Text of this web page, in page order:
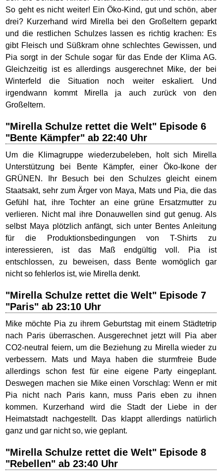
So geht es nicht weiter! Ein Öko-Kind, gut und schön, aber
drei? Kurzerhand wird Mirella bei den Großeltern geparkt
und die restlichen Schulzes lassen es richtig krachen: Es
gibt Fleisch und Süßkram ohne schlechtes Gewissen, und
Pia sorgt in der Schule sogar für das Ende der Klima AG.
Gleichzeitig ist es allerdings ausgerechnet Mike, der bei
Winterfeld die Situation noch weiter eskaliert. Und
irgendwann kommt Mirella ja auch zurück von den
Großeltern.
"Mirella Schulze rettet die Welt" Episode 6
"Bente Kämpfer" ab 22:40 Uhr
Um die Klimagruppe wiederzubeleben, holt sich Mirella
Unterstützung bei Bente Kämpfer, einer Öko-Ikone der
GRÜNEN. Ihr Besuch bei den Schulzes gleicht einem
Staatsakt, sehr zum Ärger von Maya, Mats und Pia, die das
Gefühl hat, ihre Tochter an eine grüne Ersatzmutter zu
verlieren. Nicht mal ihre Donauwellen sind gut genug. Als
selbst Maya plötzlich anfängt, sich unter Bentes Anleitung
für die Produktionsbedingungen von T-Shirts zu
interessieren, ist das Maß endgültig voll. Pia ist
entschlossen, zu beweisen, dass Bente womöglich gar
nicht so fehlerlos ist, wie Mirella denkt.
"Mirella Schulze rettet die Welt" Episode 7
"Paris" ab 23:10 Uhr
Mike möchte Pia zu ihrem Geburtstag mit einem Städtetrip
nach Paris überraschen. Ausgerechnet jetzt will Pia aber
CO2-neutral feiern, um die Beziehung zu Mirella wieder zu
verbessern. Mats und Maya haben die sturmfreie Bude
allerdings schon fest für eine eigene Party eingeplant.
Deswegen machen sie Mike einen Vorschlag: Wenn er mit
Pia nicht nach Paris kann, muss Paris eben zu ihnen
kommen. Kurzerhand wird die Stadt der Liebe in der
Heimatstadt nachgestellt. Das klappt allerdings natürlich
ganz und gar nicht so, wie geplant.
"Mirella Schulze rettet die Welt" Episode 8
"Rebellen" ab 23:40 Uhr